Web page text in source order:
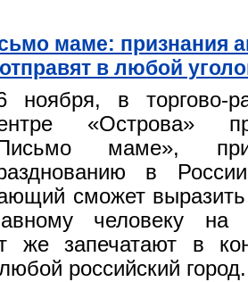
маме: признания
в любой
ноября, в торгово-
«Острова»
маме»,
в
сможет выразить
человеку на
же запечатают в
российский город.